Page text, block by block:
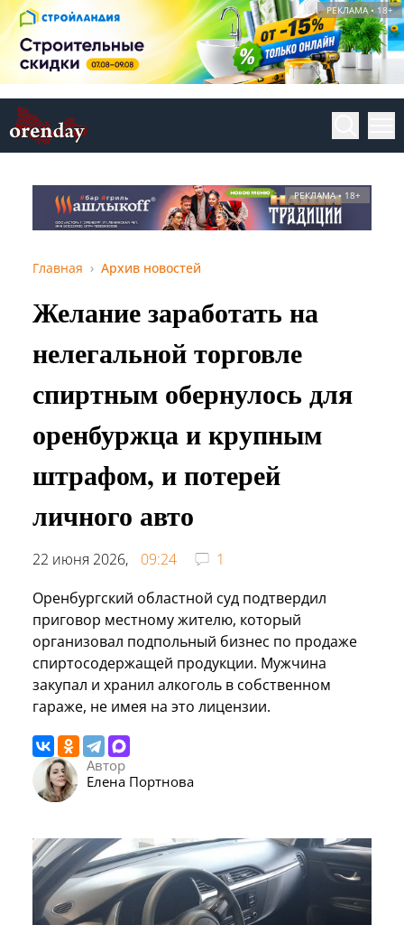
РЕКЛАМА • 18+
РЕКЛАМА • 18+
Главная Архив новостей
Желание заработать на
нелегальной торговле
спиртным обернулось для
оренбуржца и крупным
штрафом, и потерей
личного авто
22 июня 2026, 09:24
1
Оренбургский областной суд подтвердил
приговор местному жителю, который
организовал подпольный бизнес по продаже
спиртосодержащей продукции. Мужчина
закупал и хранил алкоголь в собственном
гараже, не имея на это лицензии.
Автор
Елена Портнова